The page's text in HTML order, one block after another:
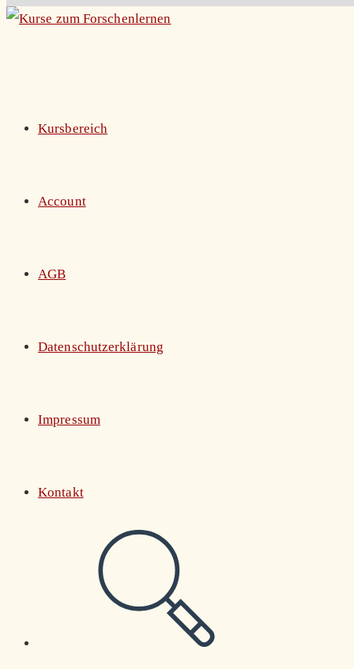
Zum
Kursbereich
Account
AGB
Datenschutzerklärung
Impressum
Kontakt